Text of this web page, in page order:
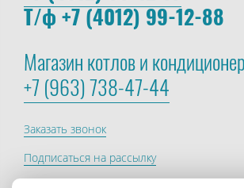
Т/ф +7 (4012) 99-12-88
Магазин котлов и
+7 (963) 738-47-44
Заказать звонок
Подписаться на рассылку